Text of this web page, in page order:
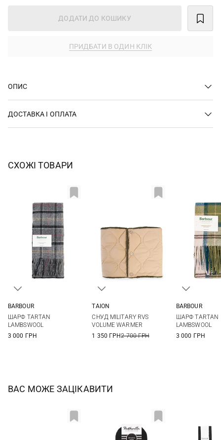
ДОДАТИ ДО КОШИКУ
ПРИДБАТИ В ОДИН КЛІК
ОПИС
ДОСТАВКА І ОПЛАТА
СХОЖІ ТОВАРИ
BARBOUR
ШАРФ TARTAN
LAMBSWOOL
3 000 ГРН
TAION
СНУД MILITARY RVS
VOLUME WARMER
1 350 ГРН2 700 ГРН
BARBOUR
ШАРФ TARTAN
LAMBSWOOL
3 000 ГРН
ВАС МОЖЕ ЗАЦІКАВИТИ